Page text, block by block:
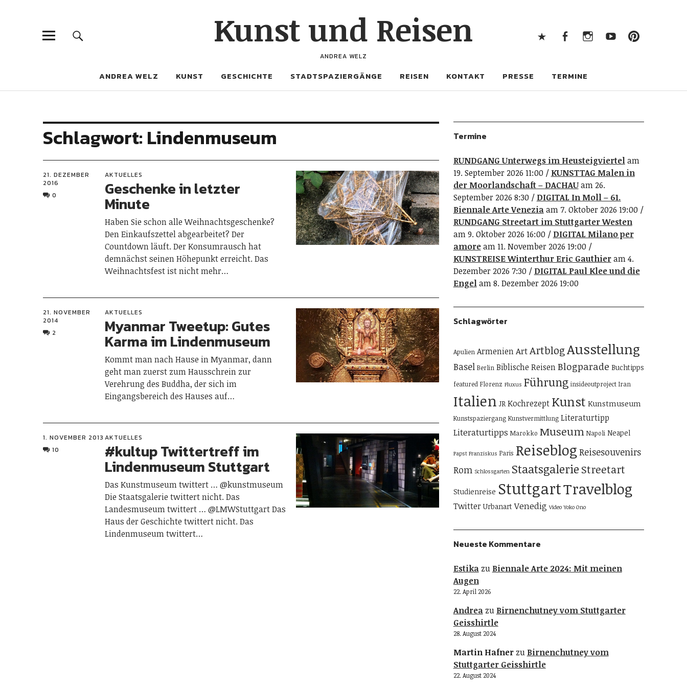
Kunst und Reisen
ANDREA WELZ
ANDREA WELZ KUNST GESCHICHTE STADTSPAZIERGÄNGE REISEN KONTAKT PRESSE TERMINE
Schlagwort: Lindenmuseum
21. DEZEMBER
2016
0
AKTUELLES
Geschenke in letzter
Minute
Haben Sie schon alle Weihnachtsgeschenke?
Den Einkaufszettel abgearbeitet? Der
Countdown läuft. Der Konsumrausch hat
demnächst seinen Höhepunkt erreicht. Das
Weihnachtsfest ist nicht mehr…
21. NOVEMBER
2014
2
AKTUELLES
Myanmar Tweetup: Gutes
Karma im Lindenmuseum
Kommt man nach Hause in Myanmar, dann
geht man zuerst zum Hausschrein zur
Verehrung des Buddha, der sich im
Eingangsbereich des Hauses auf…
1. NOVEMBER 2013
10
AKTUELLES
#kultup Twittertreff im
Lindenmuseum Stuttgart
Das Kunstmuseum twittert … @kunstmuseum
Die Staatsgalerie twittert nicht. Das
Landesmuseum twittert … @LMWStuttgart Das
Haus der Geschichte twittert nicht. Das
Lindenmuseum twittert…
Termine
RUNDGANG Unterwegs im Heusteigviertelam
19. September 2026 11:00
KUNSTTAG Malen in
der Moorlandschaft – DACHAUam 26.
September 2026 8:30
DIGITAL In Moll – 61.
Biennale Arte Veneziaam 7. Oktober 2026 19:00
RUNDGANG Streetart im Stuttgarter Westen
am 9. Oktober 2026 16:00
DIGITAL Milano per
amoream 11. November 2026 19:00
KUNSTREISE Winterthur Eric Gauthieram 4.
Dezember 2026 7:30
DIGITAL Paul Klee und die
Engelam 8. Dezember 2026 19:00
Schlagwörter
Apulien ArmenienArtArtblogAusstellung
Basel Berlin Biblische ReisenBlogparade Buchtipps
featured Florenz Fluxus Führung insideoutproject Iran
Italien JR Kochrezept Kunst Kunstmuseum
Kunstspaziergang Kunstvermittlung Literaturtipp
Literaturtipps Marokko Museum Napoli Neapel
Papst Franziskus Paris Reiseblog Reisesouvenirs
Rom Schlossgarten Staatsgalerie Streetart
Studienreise StuttgartTravelblog
Twitter Urbanart Venedig Video Yoko Ono
Neueste Kommentare
Estikazu Biennale Arte 2024: Mit meinen
Augen
22. April 2026
Andreazu Birnenchutney vom Stuttgarter
Geisshirtle
28. August 2024
Martin Hafnerzu Birnenchutney vom
Stuttgarter Geisshirtle
22. August 2024